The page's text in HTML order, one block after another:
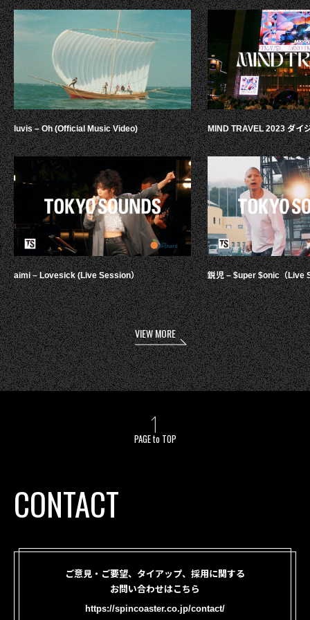
luvis – Oh (Official Music Video)
aimi – Lovesick (Live Session）
MIND TRAVEL 2023 ダイ
鋭児 – $uper $onic（Live
VIEW MORE
PAGE to TOP
CONTACT
ご意見・ご要望、タイアップ、採用に関する
お問い合わせはこちら
https://spincoaster.co.jp/contact/